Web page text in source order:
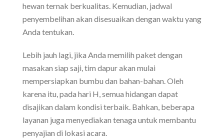
hewan ternak berkualitas. Kemudian, jadwal
penyembelihan akan disesuaikan dengan waktu yang
Anda tentukan.
Lebih jauh lagi, jika Anda memilih paket dengan
masakan siap saji, tim dapur akan mulai
mempersiapkan bumbu dan bahan-bahan. Oleh
karena itu, pada hari H, semua hidangan dapat
disajikan dalam kondisi terbaik. Bahkan, beberapa
layanan juga menyediakan tenaga untuk membantu
penyajian di lokasi acara.